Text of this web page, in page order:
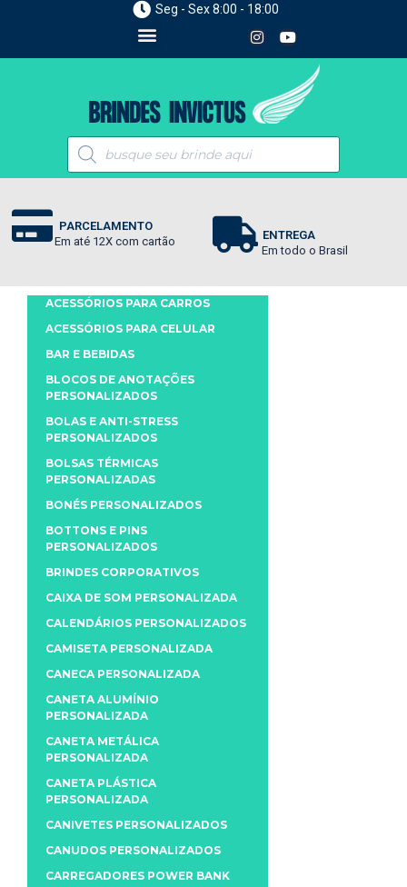
Seg - Sex 8:00 - 18:00
PARCELAMENTO
Em até 12X com cartão
ENTREGA
Em todo o Brasil
ACESSÓRIOS PARA CARROS
ACESSÓRIOS PARA CELULAR
BAR E BEBIDAS
BLOCOS DE ANOTAÇÕES
PERSONALIZADOS
BOLAS E ANTI-STRESS
PERSONALIZADOS
BOLSAS TÉRMICAS
PERSONALIZADAS
BONÉS PERSONALIZADOS
BOTTONS E PINS
PERSONALIZADOS
BRINDES CORPORATIVOS
CAIXA DE SOM PERSONALIZADA
CALENDÁRIOS PERSONALIZADOS
CAMISETA PERSONALIZADA
CANECA PERSONALIZADA
CANETA ALUMÍNIO
PERSONALIZADA
CANETA METÁLICA
PERSONALIZADA
CANETA PLÁSTICA
PERSONALIZADA
CANIVETES PERSONALIZADOS
CANUDOS PERSONALIZADOS
CARREGADORES POWER BANK